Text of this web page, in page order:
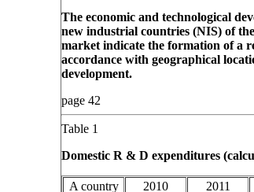
The economic and technological
new industrial countries (NIS) of
market indicate the formation of a
accordance with geographical
development.
page 42
Table 1
Domestic R & D expenditures
A country 2010 2011